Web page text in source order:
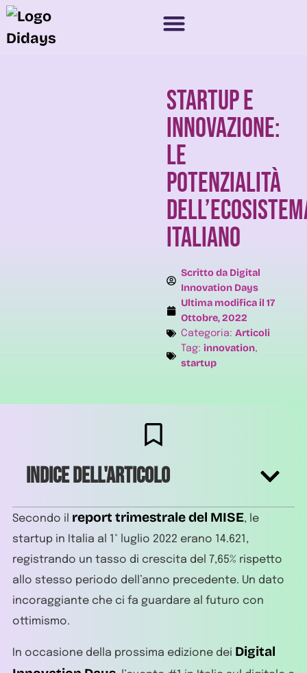
Startup e
innovazione:
le
potenzialità
italiano
Scritto da Digital
Innovation Days
Ultima modifica il 17
Ottobre, 2022
Categoria: Articoli
Tag: innovation,
startup
Indice dell'articolo
Secondo il report trimestrale del MISE, le
startup in Italia al 1° luglio 2022 erano 14.621,
registrando un tasso di crescita del 7,65% rispetto
allo stesso periodo dell’anno precedente. Un dato
incoraggiante che ci fa guardare al futuro con
ottimismo.
In occasione della prossima edizione dei Digital